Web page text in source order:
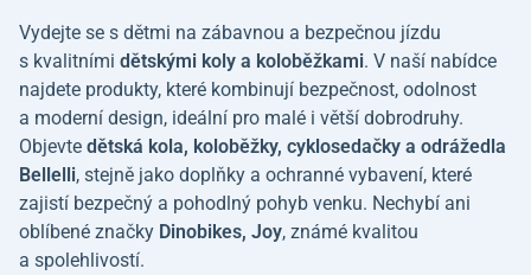
Vydejte se s dětmi na zábavnou a bezpečnou jízdu
s kvalitními dětskými koly a koloběžkami. V naší nabídce
najdete produkty, které kombinují bezpečnost, odolnost
a moderní design, ideální pro malé i větší dobrodruhy.
Objevte dětská kola, koloběžky, cyklosedačky a odrážedla
Bellelli, stejně jako doplňky a ochranné vybavení, které
zajistí bezpečný a pohodlný pohyb venku. Nechybí ani
oblíbené značky Dinobikes, Joy, známé kvalitou
a spolehlivostí.